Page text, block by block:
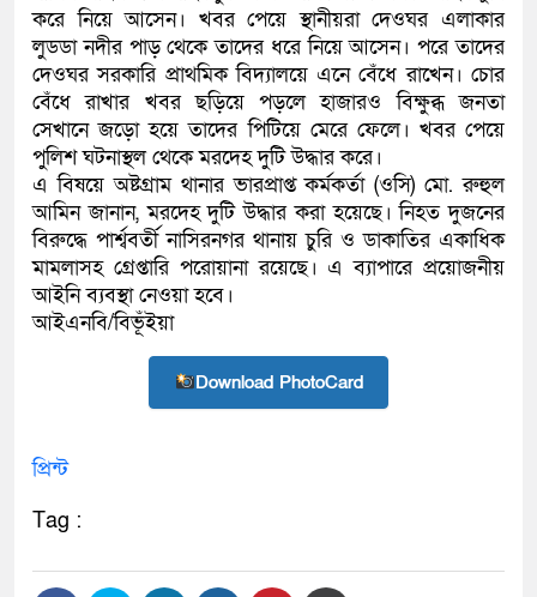
করে নিয়ে আসেন। খবর পেয়ে স্থানীয়রা দেওঘর এলাকার
লুডডা নদীর পাড় থেকে তাদের ধরে নিয়ে আসেন। পরে তাদের
দেওঘর সরকারি প্রাথমিক বিদ্যালয়ে এনে বেঁধে রাখেন। চোর
বেঁধে রাখার খবর ছড়িয়ে পড়লে হাজারও বিক্ষুব্ধ জনতা
সেখানে জড়ো হয়ে তাদের পিটিয়ে মেরে ফেলে। খবর পেয়ে
পুলিশ ঘটনাস্থল থেকে মরদেহ দুটি উদ্ধার করে।
এ বিষয়ে অষ্টগ্রাম থানার ভারপ্রাপ্ত কর্মকর্তা (ওসি) মো. রুহুল
আমিন জানান, মরদেহ দুটি উদ্ধার করা হয়েছে। নিহত দুজনের
বিরুদ্ধে পার্শ্ববর্তী নাসিরনগর থানায় চুরি ও ডাকাতির একাধিক
মামলাসহ গ্রেপ্তারি পরোয়ানা রয়েছে। এ ব্যাপারে প্রয়োজনীয়
আইনি ব্যবস্থা নেওয়া হবে।
আইএনবি/বিভূঁইয়া
Download PhotoCard
প্রিন্ট
Tag :